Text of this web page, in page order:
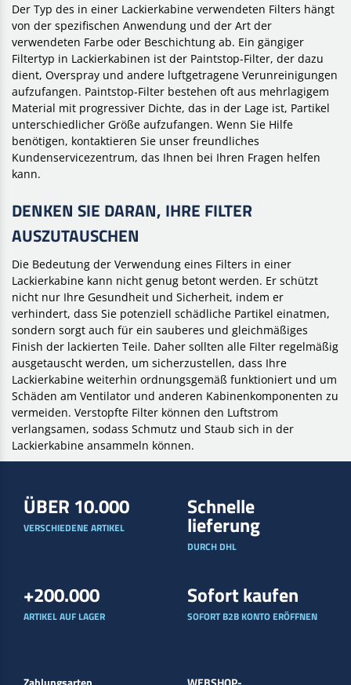
Der Typ des in einer Lackierkabine verwendeten Filters hängt
von der spezifischen Anwendung und der Art der
verwendeten Farbe oder Beschichtung ab. Ein gängiger
Filtertyp in Lackierkabinen ist der Paintstop-Filter, der dazu
dient, Overspray und andere luftgetragene Verunreinigungen
aufzufangen. Paintstop-Filter bestehen oft aus mehrlagigem
Material mit progressiver Dichte, das in der Lage ist, Partikel
unterschiedlicher Größe aufzufangen. Wenn Sie Hilfe
benötigen, kontaktieren Sie unser freundliches
Kundenservicezentrum, das Ihnen bei Ihren Fragen helfen
kann.
DENKEN SIE DARAN, IHRE FILTER
AUSZUTAUSCHEN
Die Bedeutung der Verwendung eines Filters in einer
Lackierkabine kann nicht genug betont werden. Er schützt
nicht nur Ihre Gesundheit und Sicherheit, indem er
verhindert, dass Sie potenziell schädliche Partikel einatmen,
sondern sorgt auch für ein sauberes und gleichmäßiges
Finish der lackierten Teile. Daher sollten alle Filter regelmäßig
ausgetauscht werden, um sicherzustellen, dass Ihre
Lackierkabine weiterhin ordnungsgemäß funktioniert und um
Schäden am Ventilator und anderen Kabinenkomponenten zu
vermeiden. Verstopfte Filter können den Luftstrom
verlangsamen, sodass Schmutz und Staub sich in der
Lackierkabine ansammeln können.
ÜBER 10.000
VERSCHIEDENE ARTIKEL
Schnelle
lieferung
DURCH DHL
+200.000
ARTIKEL AUF LAGER
Sofort kaufen
SOFORT B2B KONTO ERÖFFNEN